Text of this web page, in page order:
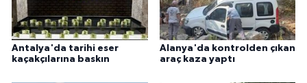
Antalya'da tarihi eser
kaçakçılarına baskın
Alanya'da kontrolden çıkan
araç kaza yaptı